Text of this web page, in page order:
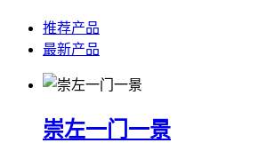
推荐产品
最新产品
崇左一门一景